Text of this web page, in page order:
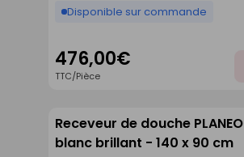
Disponible sur commande
476,00€
TTC/Pièce
Receveur de douche PLANEO
blanc brillant - 140 x 90 cm